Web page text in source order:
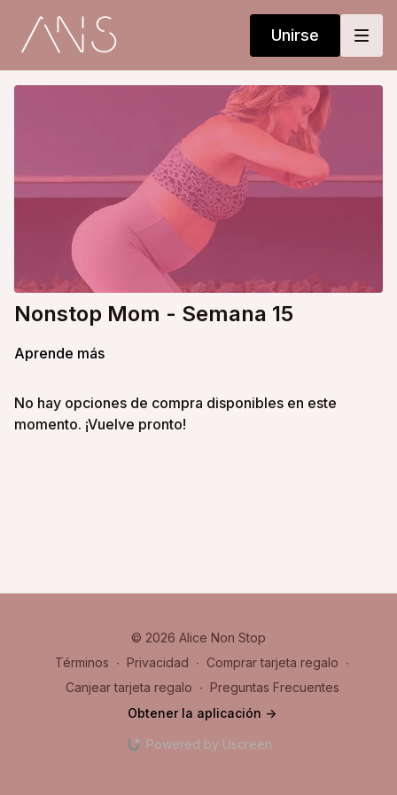
Unirse
Nonstop Mom - Semana 15
Aprende más
No hay opciones de compra disponibles en este
momento. ¡Vuelve pronto!
© 2026 Alice Non Stop
Términos ∙ Privacidad ∙ Comprar tarjeta regalo ∙
Canjear tarjeta regalo ∙ Preguntas Frecuentes
Obtener la aplicación ->
Powered by Uscreen